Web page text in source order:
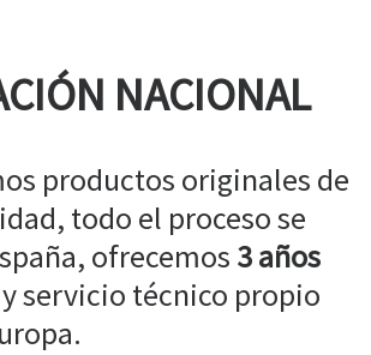
NACIONAL
productos originales de
todo el proceso se
ofrecemos 3 años
y servicio técnico propio